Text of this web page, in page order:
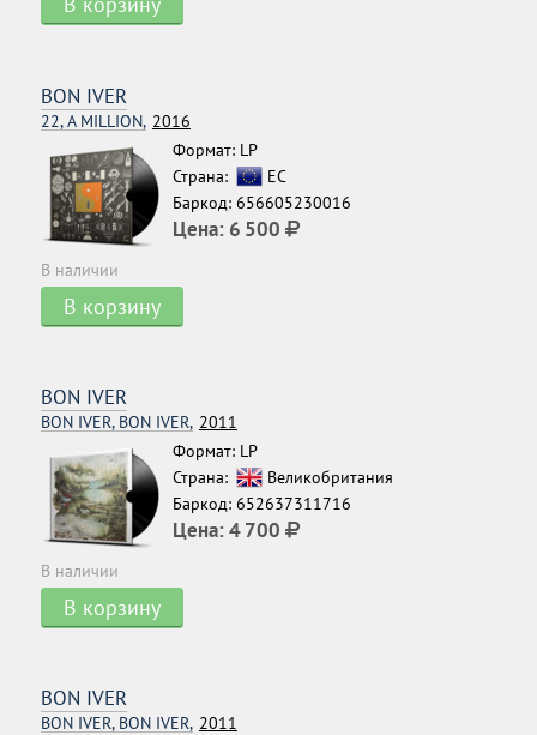
BON IVER
22, A MILLION, 2016
Формат: LP
Страна:
ЕС
Баркод: 656605230016
Цена: 6 500
В наличии
В корзину
BON IVER
BON IVER, BON IVER, 2011
Формат: LP
Страна:
Великобритания
Баркод: 652637311716
Цена: 4 700
В наличии
В корзину
BON IVER
BON IVER, BON IVER, 2011